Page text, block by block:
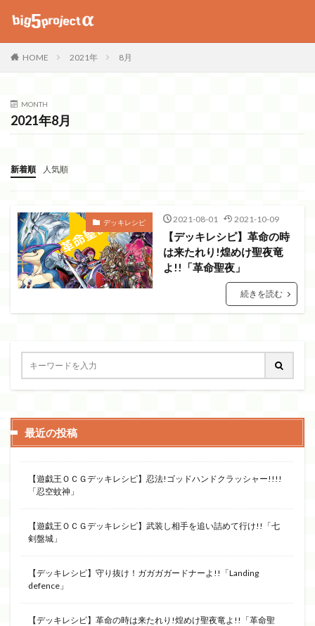
HOME 2021年 8月
MONTH
2021年8月
新着順 人気順
デッキレシピ 2021-08-01 2021-10-09
【デッキレシピ】革命の時
は来たれり!煌めけ聖夜竜
よ!!「革命聖夜」
続きを読む
最近の投稿
【遊戯王ＯＣＧデッキレシピ】忍法!ゴッドハンドクラッシャー!!!!
「忍空蚊神」
【遊戯王ＯＣＧデッキレシピ】武装し相手を追い詰めて行け!!「七
剣盤城」
【デッキレシピ】守り抜け！ガガガガードナーよ!!「Landing
defence」
【デッキレシピ】革命の時は来たれり!煌めけ聖夜竜よ!!「革命聖